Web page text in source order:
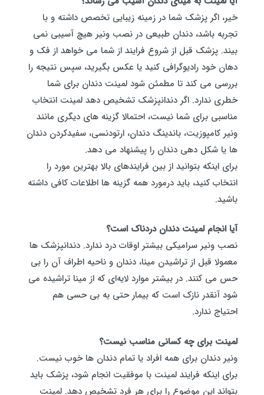
خیر، اگر پزشک شما در زمینه زیبایی تخصص داشته و با
تجربه باشد، دندان طبیعی در نصب ونیر هیچ آسیبی نمی
بیند. پزشک قبل از شروع فرایند از شما می خواهد از فک و
دهان خود رادیوگرافی کنید یا عکس بگیرید، سپس نتیجه را
بررسی می کند تا مطمئن شود لمینت دندان برای شما
خطری ندارد. اگر دندانپزشک تشخیص دهد لمینت انتخاب
مناسبی برای شما نیست، احتمالا گزینه های دیگری مانند
ونیر کامپوزیت، باندینگ دندان، ارتودنسی، سفیدکردن دندان
ها یا شکل‌ دهی دندان را پیشنهاد می دهد.
برای اینکه بتوانید از بین فرایندهای بالا بهترین مورد را
انتخاب کنید، باید درمورد همه گزینه ها اطلاعات کافی داشته
باشید.
آیا انجام لمینت دندان دردناک است؟
نصب ونیر سرامیکی بیشتر اوقات درد ندارد. دندانپزشک ها
معمولا قبل از تراشیدن مینا، دندان و ناحیه اطراف آن را بی
حس می کنند. در بیشتر موارد لایه‌ای که از مینا تراشیده می
شود آنقدر نازک است که بیمار حتی به بی حسی هم
احتیاج ندارد.
لمینت برای چه کسانی مناسب نیست؟
ونیر دندان برای همه افراد یا تمام دندان ها خوب نیست.
برای اینکه فرایند لمینت با موفقیت انجام شود، پزشک باید
بتواند این موضوع را برای هر فرد تشخیص دهد. لمینت